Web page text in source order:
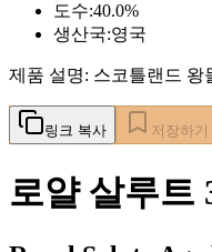
도수:40.0%
생산국:영국
제품 설명: 스코틀랜드 왕
링크 복사 저장하기
로얄 살루트